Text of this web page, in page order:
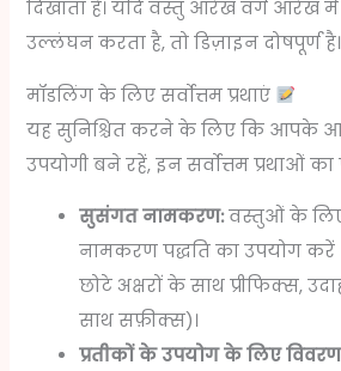
दिखाता है। यदि वस्तु आरेख वर्ग आरेख
उल्लंघन करता है, तो डिज़ाइन दोषपूर्ण है।
मॉडलिंग के लिए सर्वोत्तम प्रथाएं
यह सुनिश्चित करने के लिए कि आपके
उपयोगी बने रहें, इन सर्वोत्तम प्रथाओं
सुसंगत नामकरण:वस्तुओं के
नामकरण पद्धति का उपयोग
छोटे अक्षरों के साथ प्रीफिक्स,
साथ सफ़ीक्स)।
प्रतीकों के उपयोग के लिए